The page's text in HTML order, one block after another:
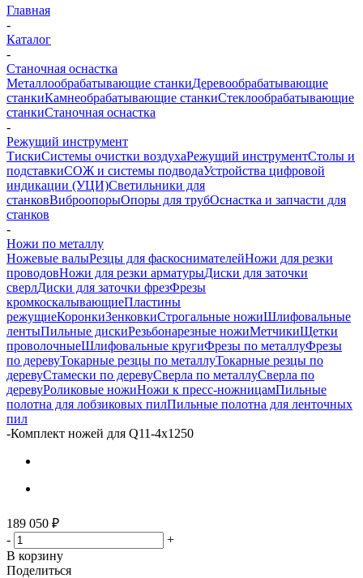
Главная
-
Каталог
-
Станочная оснастка
Металлообрабатывающие станкиДеревообрабатывающие
станкиКамнеобрабатывающие станкиСтеклообрабатывающие
станкиСтаночная оснастка
-
Режущий инструмент
ТискиСистемы очистки воздухаРежущий инструментСтолы и
подставкиСОЖ и системы подводаУстройства цифровой
индикации (УЦИ)Светильники для
станковВиброопорыОпоры для трубОснастка и запчасти для
станков
-
Ножи по металлу
Ножевые валыРезцы для фаскоснимателейНожи для резки
проводовНожи для резки арматурыДиски для заточки
сверлДиски для заточки фрезФрезы
кромкоскалывающиеПластины
режущиеКоронкиЗенковкиСтрогальные ножиШлифовальные
лентыПильные дискиРезьбонарезные ножиМетчикиЩетки
проволочныеШлифовальные кругиФрезы по металлуФрезы
по деревуТокарные резцы по металлуТокарные резцы по
деревуСтамески по деревуСверла по металлуСверла по
деревуРоликовые ножиНожи к пресс-ножницамПильные
полотна для лобзиковых пилПильные полотна для ленточных
пил
-Комплект ножей для Q11-4x1250
189 050 ₽
-
+
В корзину
Поделиться